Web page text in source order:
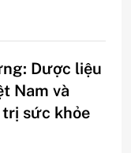
Dược liệu
Nam và
sức khỏe